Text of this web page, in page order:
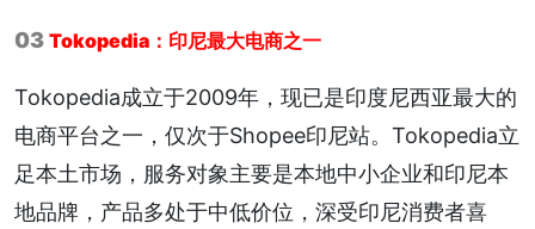
03 Tokopedia：印尼最大电商之一
Tokopedia成立于2009年，现已是印度尼西亚最大的
电商平台之一，仅次于Shopee印尼站。Tokopedia立
足本土市场，服务对象主要是本地中小企业和印尼本
地品牌，产品多处于中低价位，深受印尼消费者喜